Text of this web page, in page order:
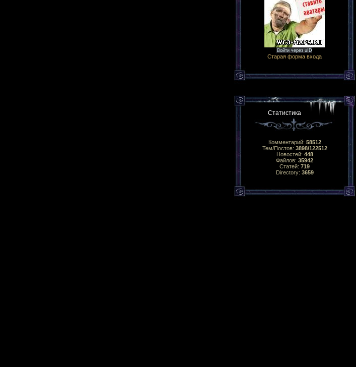
Войти через uID
Старая форма входа
Статистика
Комментарий: 58512
Тем/Постов: 3898/122512
Новостей: 448
Файлов: 35942
Статей: 719
Directory: 3659